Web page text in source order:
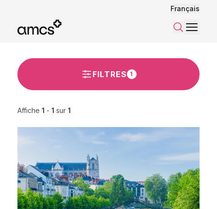
Français
Menu
FILTRES 1
Affiche 1 - 1 sur 1